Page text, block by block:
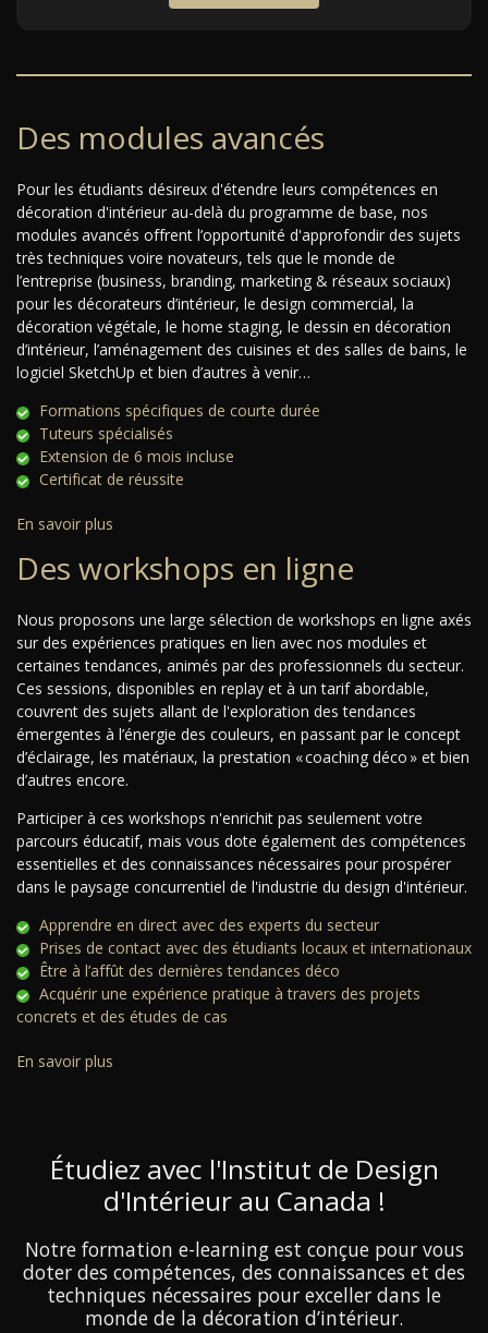
Des modules avancés
Pour les étudiants désireux d'étendre leurs compétences en
décoration d'intérieur au-delà du programme de base, nos
modules avancés offrent l’opportunité d'approfondir des sujets
très techniques voire novateurs, tels que le monde de
l’entreprise (business, branding, marketing & réseaux sociaux)
pour les décorateurs d’intérieur, le design commercial, la
décoration végétale, le home staging, le dessin en décoration
d’intérieur, l’aménagement des cuisines et des salles de bains, le
logiciel SketchUp et bien d’autres à venir…
Formations spécifiques de courte durée
Tuteurs spécialisés
Extension de 6 mois incluse
Certificat de réussite
En savoir plus
Des workshops en ligne
Nous proposons une large sélection de workshops en ligne axés
sur des expériences pratiques en lien avec nos modules et
certaines tendances, animés par des professionnels du secteur.
Ces sessions, disponibles en replay et à un tarif abordable,
couvrent des sujets allant de l'exploration des tendances
émergentes à l’énergie des couleurs, en passant par le concept
d’éclairage, les matériaux, la prestation « coaching déco » et bien
d’autres encore.
Participer à ces workshops n'enrichit pas seulement votre
parcours éducatif, mais vous dote également des compétences
essentielles et des connaissances nécessaires pour prospérer
dans le paysage concurrentiel de l'industrie du design d'intérieur.
Apprendre en direct avec des experts du secteur
Prises de contact avec des étudiants locaux et internationaux
Être à l’affût des dernières tendances déco
Acquérir une expérience pratique à travers des projets
concrets et des études de cas
En savoir plus
Étudiez avec l'Institut de Design
d'Intérieur au Canada !
Notre formation e-learning est conçue pour vous
doter des compétences, des connaissances et des
techniques nécessaires pour exceller dans le
monde de la décoration d’intérieur.